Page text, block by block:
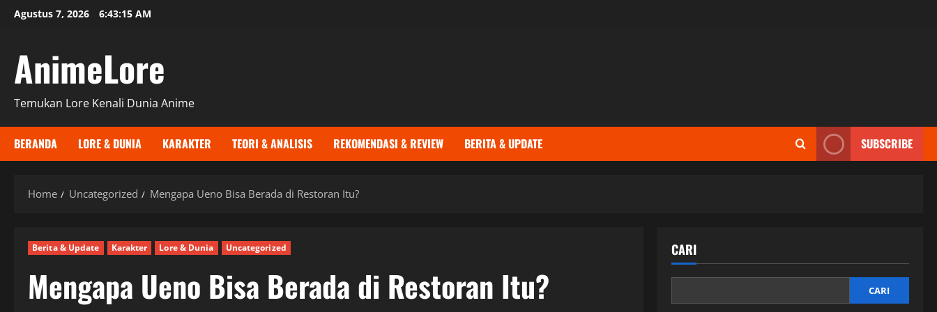
SkipAgustus 7, 2026 6:43:16 AM
AnimeLore
Temukan Lore Kenali Dunia Anime
BERANDA LORE & DUNIA KARAKTER TEORI & ANALISIS REKOMENDASI & REVIEW BERITA & UPDATE SUBSCRIBE
Home Uncategorized Mengapa Ueno Bisa Berada di Restoran Itu?
Berita & Update Karakter Lore & Dunia Uncategorized
Mengapa Ueno Bisa Berada di Restoran Itu?
CARI
CARI